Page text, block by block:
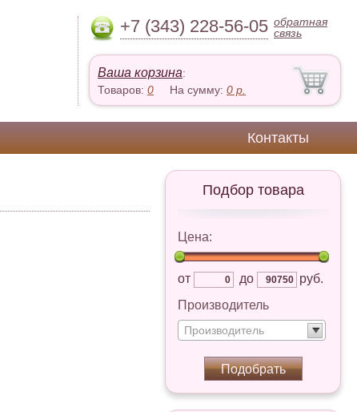
+7 (343) 228-56-05 обратная
связь
Ваша корзина:
Товаров: 0 На сумму: 0 р.
Контакты
Подбор товара
Цена:
от до
руб.
Производитель
Производитель
Подобрать